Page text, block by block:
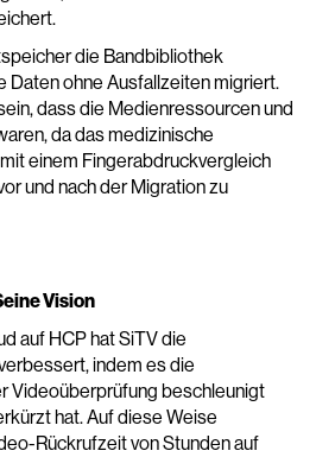
die Bandbibliothek
Daten ohne Ausfallzeiten migriert.
dass die Medienressourcen und
da das medizinische
einem Fingerabdruckvergleich
und nach der Migration zu
Vision
auf HCP hat SiTV die
indem es die
Videoüberprüfung beschleunigt
hat. Auf diese Weise
Rückrufzeit von Stunden auf